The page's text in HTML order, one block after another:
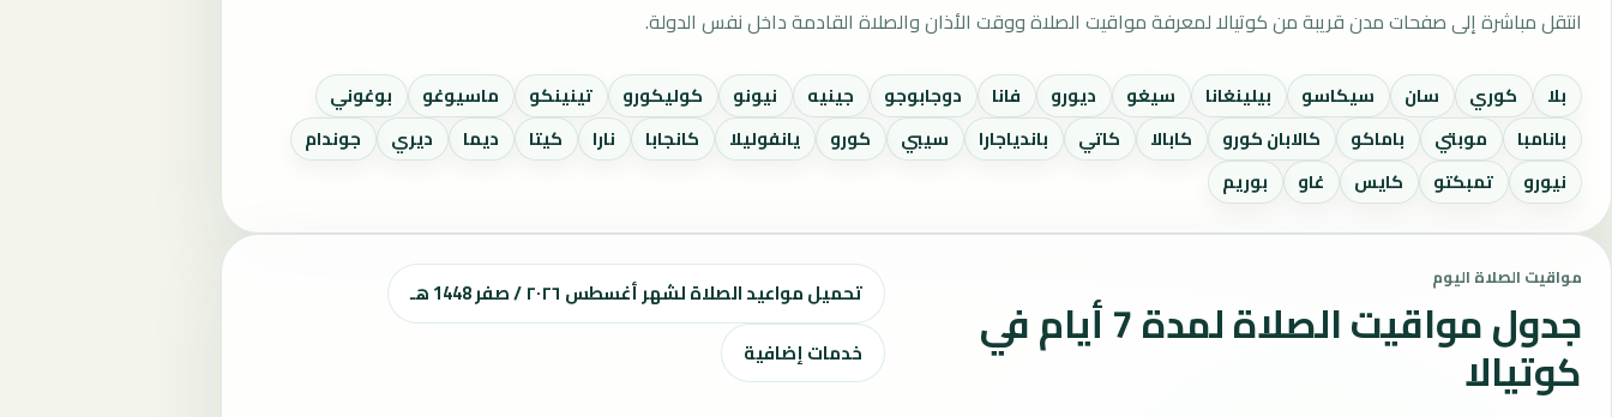
انتقل مباشرة إلى صفحات مدن قريبة من كوتيالا لمعرفة مواقيت الصلاة ووقت الأذان والصلاة القادمة داخل نفس الدولة.
بلا كوري سان سيكاسو بيلينغانا سيغو ديورو فانا دوجابوجو جينيه نيونو كوليكورو تينينكو ماسيوغو
بوغوني
بانامبا
موبتي باماكو كالابان كورو كابالا كاتي باندياجارا سيبي كورو يانفوليلا كانجابا نارا كيتا ديما ديري
جوندام
نيورو
تمبكتو كايس غاو بوريم
مواقيت الصلاة اليوم
جدول مواقيت الصلاة لمدة 7 أيام في
كوتيالا
تحميل مواعيد الصلاة لشهر أغسطس ٢٠٢٦ / صفر 1448 هـ
خدمات إضافية